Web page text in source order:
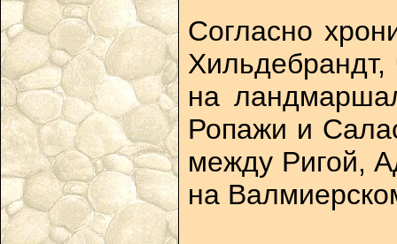
Согласно
на
Ропажи и
между Ригой,
на